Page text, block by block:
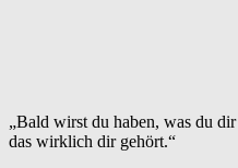
„Bald wirst du haben, was du
das wirklich dir gehört.“